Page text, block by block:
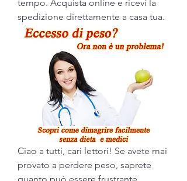
tempo. Acquista online e ricevi la
spedizione direttamente a casa tua.
Ciao a tutti, cari lettori! Se avete mai
provato a perdere peso, saprete